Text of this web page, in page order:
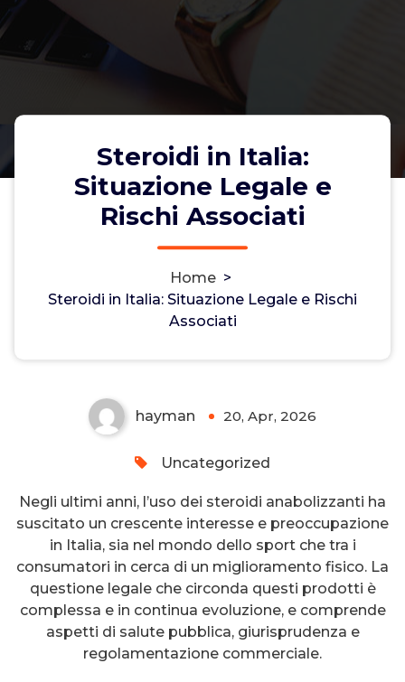
Steroidi in Italia:
Situazione Legale e
Rischi Associati
Home >
Steroidi in Italia: Situazione Legale e Rischi
Associati
Steroidi in Italia: Situazione
hayman 20, Apr, 2026
Uncategorized
Negli ultimi anni, l’uso dei steroidi anabolizzanti ha
suscitato un crescente interesse e preoccupazione
in Italia, sia nel mondo dello sport che tra i
consumatori in cerca di un miglioramento fisico. La
questione legale che circonda questi prodotti è
complessa e in continua evoluzione, e comprende
aspetti di salute pubblica, giurisprudenza e
regolamentazione commerciale.